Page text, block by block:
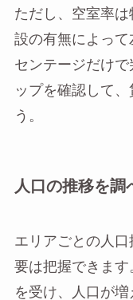
ただし、空室率
設の有無によっ
センテージだけ
ップを確認して
う。
人口の推移を調
エリアごとの人
要は把握できま
を受け、人口が